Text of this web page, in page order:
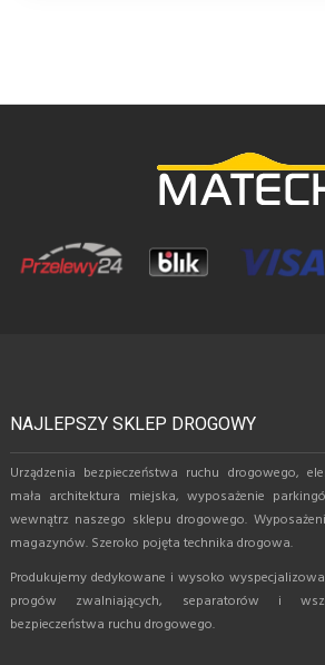
NAJLEPSZY SKLEP DROGOWY
Urządzenia bezpieczeństwa ruchu drogowego,
mała architektura miejska, wyposażenie
wewnątrz naszego sklepu drogowego.
magazynów. Szeroko pojęta technika drogowa.
Produkujemy dedykowane i wysoko
progów zwalniających, separatorów i
bezpieczeństwa ruchu drogowego.